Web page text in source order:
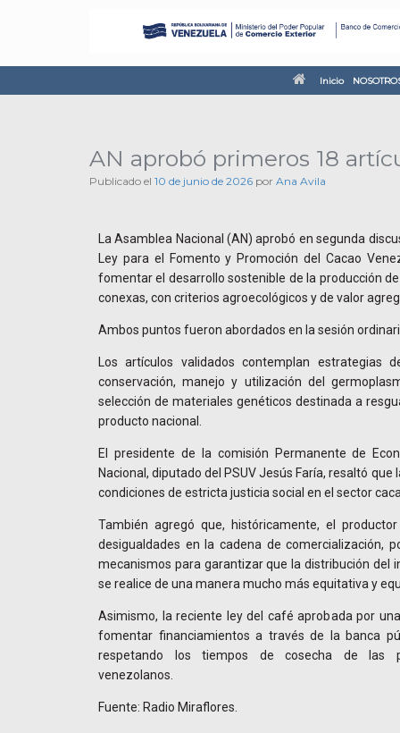
Inicio
AN aprobó primeros 18
Publicado el 10 de junio de 2026 por Ana Avila
La Asamblea Nacional (AN) aprobó en segunda
Ley para el Fomento y Promoción del Cacao
fomentar el desarrollo sostenible de la producción
conexas, con criterios agroecológicos y de valor
Ambos puntos fueron abordados en la sesión
Los artículos validados contemplan estrategias
conservación, manejo y utilización del
selección de materiales genéticos destinada a
producto nacional.
El presidente de la comisión Permanente de
Nacional, diputado del PSUV Jesús Faría, resaltó
condiciones de estricta justicia social en el sector
También agregó que, históricamente, el
desigualdades en la cadena de comercialización,
mecanismos para garantizar que la distribución del
se realice de una manera mucho más equitativa y
Asimismo, la reciente ley del café aprobada por
fomentar financiamientos a través de la banca
respetando los tiempos de cosecha de las
venezolanos.
Fuente: Radio Miraflores.